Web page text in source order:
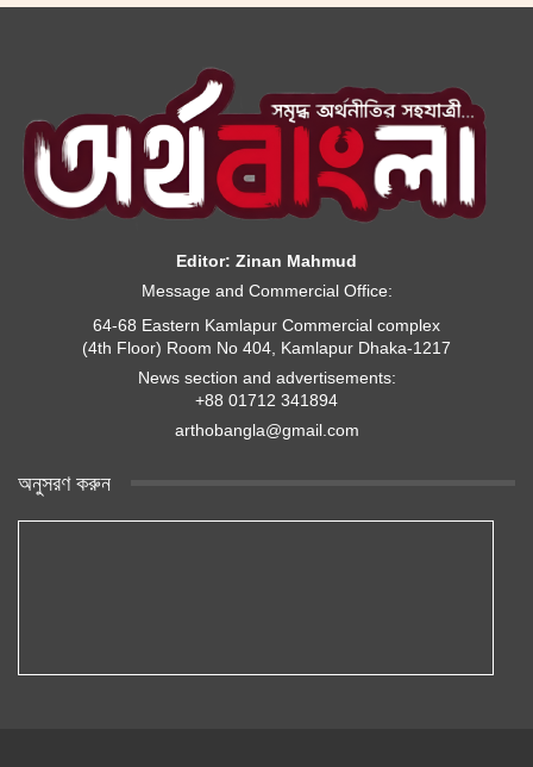
Editor: Zinan Mahmud
Message and Commercial Office:
64-68 Eastern Kamlapur Commercial complex
(4th Floor) Room No 404, Kamlapur Dhaka-1217
News section and advertisements:
+88 01712 341894
arthobangla@gmail.com
অনুসরণ করুন